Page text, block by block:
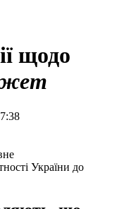
щодо
України до